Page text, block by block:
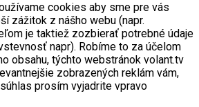
cookies aby sme pre vás
zážitok z nášho webu (napr.
je taktiež zozbierať potrebné údaje
napr). Robíme to za účelom
obsahu, týchto webstránok volant.tv
zobrazených reklám vám,
prosím vyjadrite vpravo